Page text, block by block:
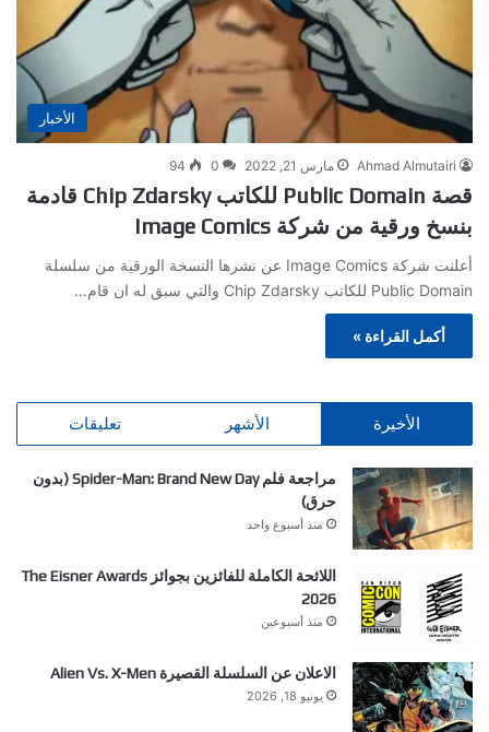
الأخبار
Ahmad Almutairi مارس 21, 2022 0
94
قصة Public Domain للكاتب Chip Zdarsky قادمة
بنسخ ورقية من شركة Image Comics
أعلنت شركة Image Comics عن نشرها النسخة الورقية من سلسلة
Public Domain للكاتب Chip Zdarsky والتي سبق له ان قام…
أكمل القراءة »
الأخيرة الأشهر تعليقات
مراجعة فلم Spider-Man: Brand New Day (بدون
حرق)
منذ أسبوع واحد
اللائحة الكاملة للفائزين بجوائز The Eisner Awards
2026
منذ أسبوعين
الاعلان عن السلسلة القصيرة Alien Vs. X-Men
يونيو 18, 2026